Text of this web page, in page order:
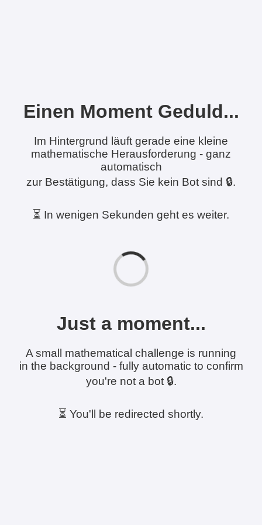
Einen Moment Geduld...
Im Hintergrund läuft gerade eine kleine
mathematische Herausforderung - ganz
automatisch
zur Bestätigung, dass Sie kein Bot sind 🔒.
⏳ In wenigen Sekunden geht es weiter.
Just a moment...
A small mathematical challenge is running
in the background - fully automatic to confirm
you're not a bot 🔒.
⏳ You'll be redirected shortly.